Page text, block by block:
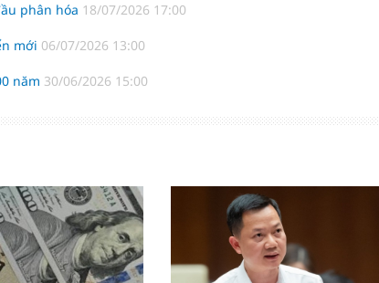
phân hóa 18/07/2026 17:00
mới 06/07/2026 13:00
năm 30/06/2026 15:00